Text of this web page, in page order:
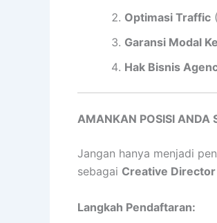
Optimasi Traffic
Garansi Modal
Hak Bisnis
AMANKAN POSISI ANDA
Jangan hanya menjadi
sebagai Creative Director
Langkah Pendaftaran: